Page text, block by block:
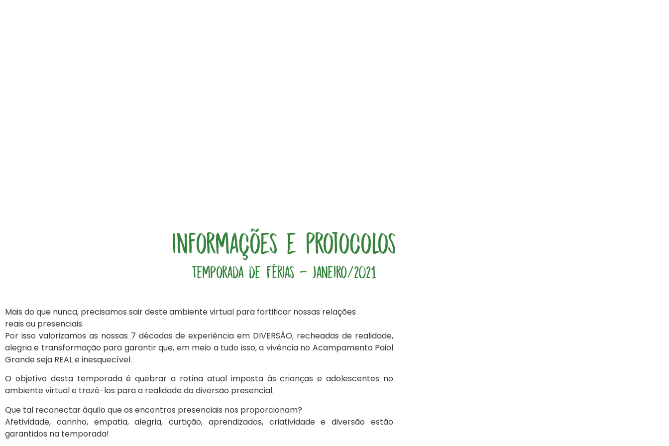
Informações e Protocolos
Temporada de Férias - Janeiro/2021
Mais do que nunca, precisamos sair deste ambiente virtual para fortificar nossas relações
reais ou presenciais.
Por isso valorizamos as nossas 7 décadas de experiência em DIVERSÃO, recheadas de realidade,
alegria e transformação para garantir que, em meio a tudo isso, a vivência no Acampamento Paiol
Grande seja REAL e inesquecível.
O objetivo desta temporada é quebrar a rotina atual imposta às crianças e adolescentes no
ambiente virtual e trazê-los para a realidade da diversão presencial.
Que tal reconectar àquilo que os encontros presenciais nos proporcionam?
Afetividade, carinho, empatia, alegria, curtição, aprendizados, criatividade e diversão estão
garantidos na temporada!